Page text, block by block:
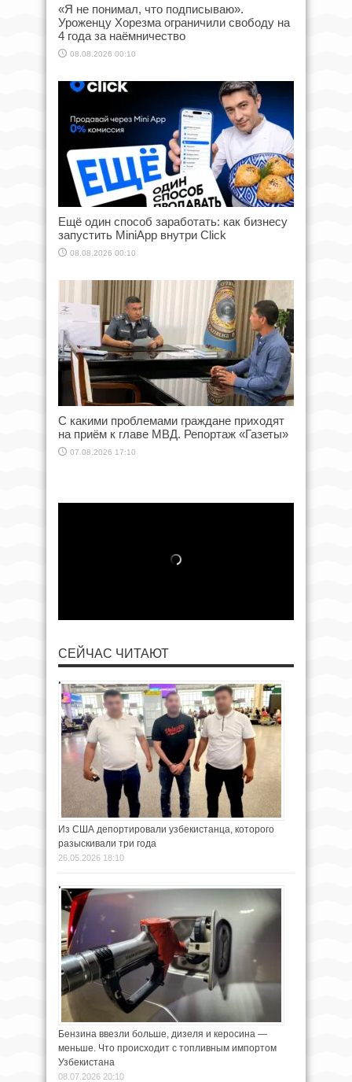
«Я не понимал, что подписываю».
Уроженцу Хорезма ограничили свободу на
4 года за наёмничество
08.08.2026 00:10
Ещё один способ заработать: как бизнесу
запустить MiniApp внутри Click
08.08.2026 00:10
С какими проблемами граждане приходят
на приём к главе МВД. Репортаж «Газеты»
07.08.2026 17:10
СЕЙЧАС ЧИТАЮТ
Из США депортировали узбекистанца, которого
разыскивали три года
26.05.2026 18:10
Бензина ввезли больше, дизеля и керосина —
меньше. Что происходит с топливным импортом
Узбекистана
08.07.2026 20:10